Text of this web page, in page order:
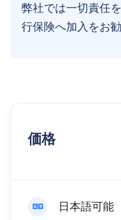
弊社では一切責任
行保険へ加入をお
価格
日本語可能